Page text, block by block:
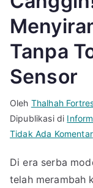
Tanpa
Sensor
Oleh Thalhah
Dipublikasi di
Tidak Ada Komentar
Di era serba
telah merambah